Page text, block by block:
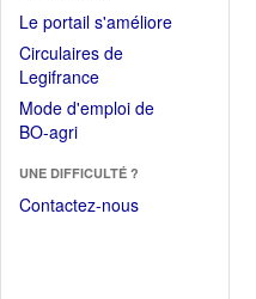
Le portail s'améliore(Fichier
Circulaires de
Legifrance(Ouvrir
dans
une
fenêtre)
Mode d'emploi de
BO-agri(Ouvrir
une
nouvelle
UNE DIFFICULTÉ ?
Contactez-nous